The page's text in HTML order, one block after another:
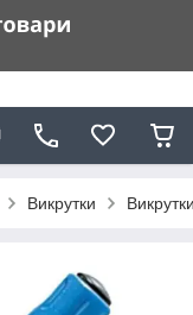
Викрутки